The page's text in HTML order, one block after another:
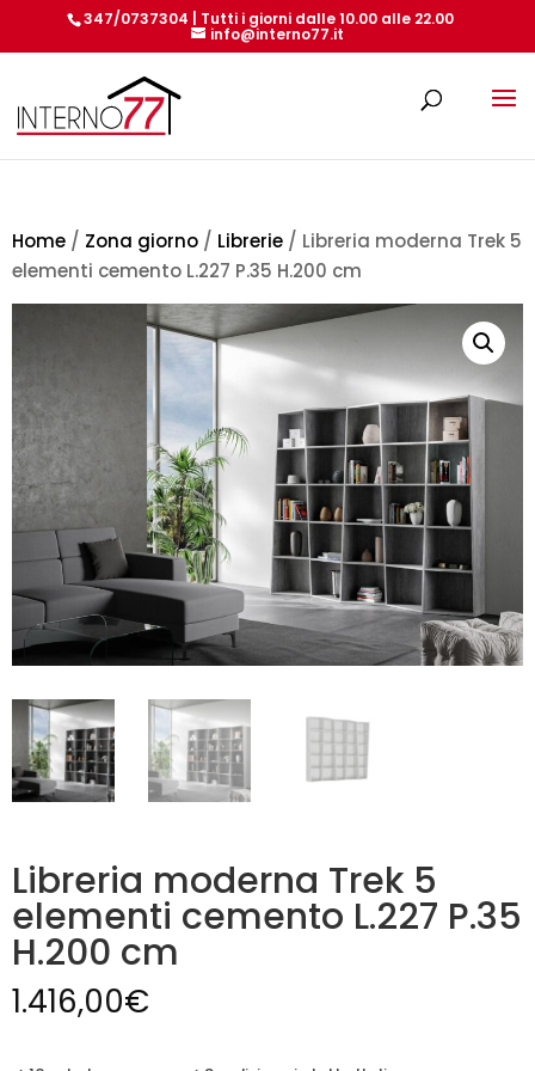
347/0737304 | Tutti i giorni dalle 10.00 alle 22.00
info@interno77.it
Home / Zona giorno / Librerie / Libreria moderna Trek 5
elementi cemento L.227 P.35 H.200 cm
Libreria moderna Trek 5
elementi cemento L.227 P.35
H.200 cm
1.416,00€